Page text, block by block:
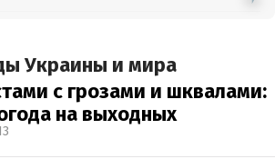
Украины и мира
с грозами и шквалами:
на выходных